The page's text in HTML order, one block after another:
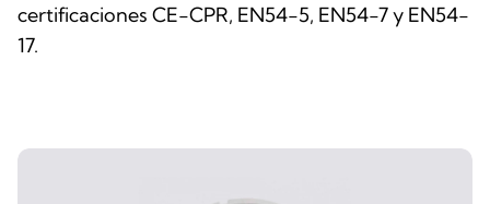
certificaciones CE-CPR, EN54-5, EN54-7 y EN54-
17.